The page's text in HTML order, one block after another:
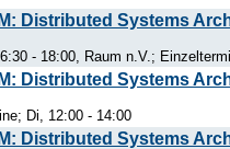
Distributed Systems
- 18:00, Raum n.V.;
Distributed Systems
Di, 12:00 - 14:00
Distributed Systems